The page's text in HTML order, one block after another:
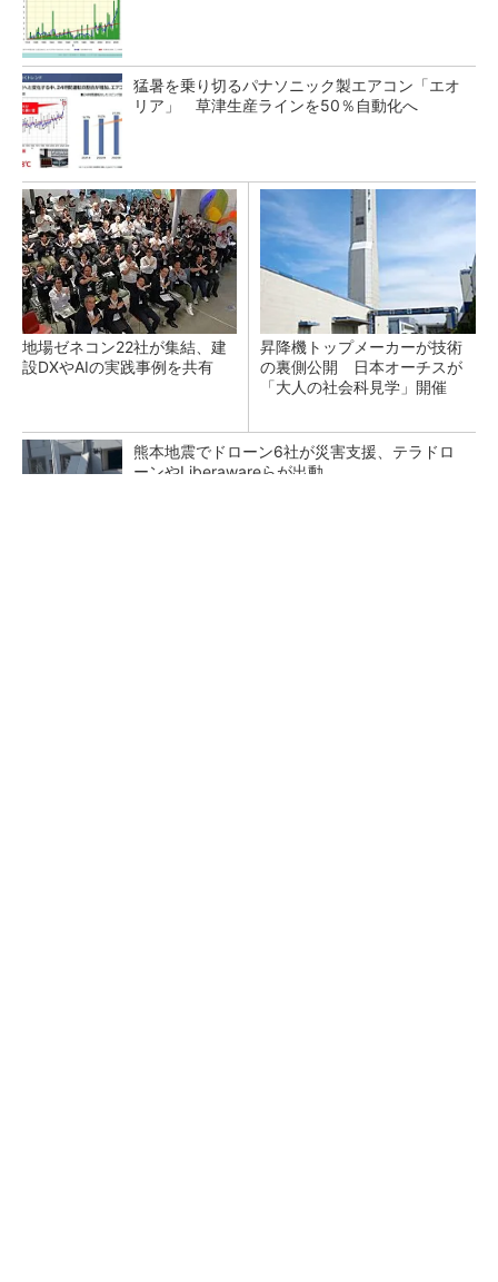
猛暑を乗り切るパナソニック製エアコン「エオ
リア」 草津生産ラインを50％自動化へ
地場ゼネコン22社が集結、建
設DXやAIの実践事例を共有
昇降機トップメーカーが技術
の裏側公開 日本オーチスが
「大人の社会科見学」開催
熊本地震でドローン6社が災害支援、テラドロ
ーンやLiberawareらが出動